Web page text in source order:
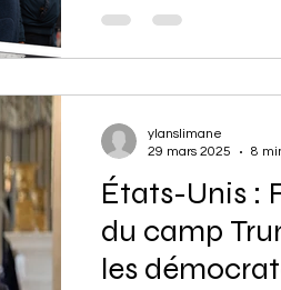
au stade
États-Unis :
du camp
les
ylanslimane
29 mars 2025
8